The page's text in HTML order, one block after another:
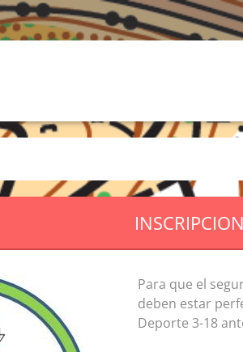
Para que el
deben estar
Deporte 3-18